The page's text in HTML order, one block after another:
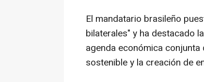
El mandatario brasileño
bilaterales" y ha destacado
agenda económica
sostenible y la creación de